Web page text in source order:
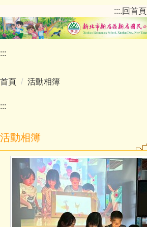
到
主
內
區
:::.回首頁
:::
首頁 活動相簿
:::
活動相簿